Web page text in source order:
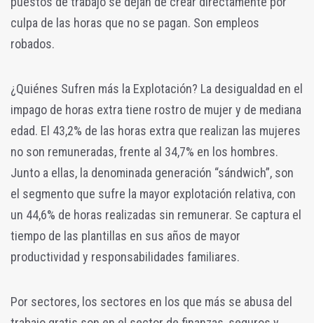
culpa de las horas que no se pagan. Son empleos
robados.
¿Quiénes Sufren más la Explotación? La desigualdad en el
impago de horas extra tiene rostro de mujer y de mediana
edad. El 43,2% de las horas extra que realizan las mujeres
no son remuneradas, frente al 34,7% en los hombres.
Junto a ellas, la denominada generación “sándwich”, son
el segmento que sufre la mayor explotación relativa, con
un 44,6% de horas realizadas sin remunerar. Se captura el
tiempo de las plantillas en sus años de mayor
productividad y responsabilidades familiares.
Por sectores, los sectores en los que más se abusa del